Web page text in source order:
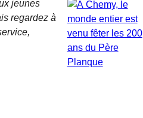
jeunes
regardez à